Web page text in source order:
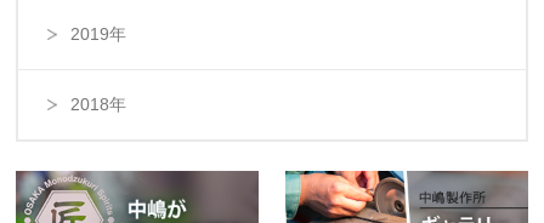
2019年
2018年